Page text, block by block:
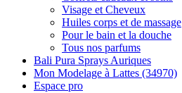
Visage et Cheveux
Huiles corps et de massage
Pour le bain et la douche
Tous nos parfums
Bali Pura Sprays Auriques
Mon Modelage à Lattes (34970)
Espace pro